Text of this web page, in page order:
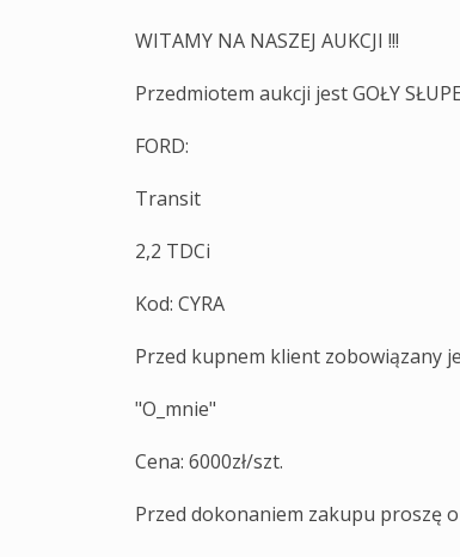
WITAMY NA NASZEJ AUKCJI !!!
Przedmiotem aukcji jest GOŁY
FORD:
Transit
2,2 TDCi
Kod: CYRA
Przed kupnem klient zobowiązany
"O_mnie"
Cena: 6000zł/szt.
Przed dokonaniem zakupu proszę